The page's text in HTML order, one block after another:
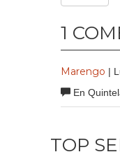
1
Marengo |
En
TOP